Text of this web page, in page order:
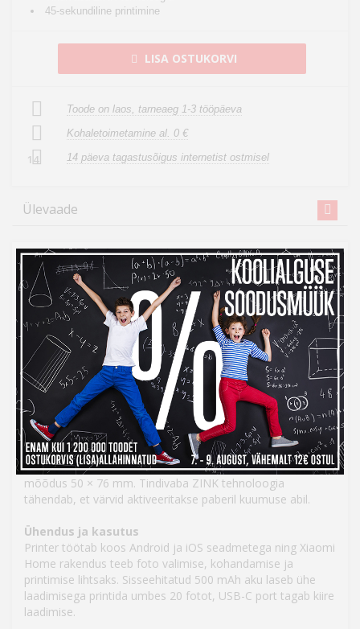
45-sekundiline printimine
LISA OSTUKORVI
Toode on laos, tarneaeg 1-3 tööpäeva
Kohaletoimetamine al. 0 €
14 14 päeva tagastusõigus internetist ostmisel
Ülevaade
Sinu mälestused hetkega paberil
Väike aga üllatavalt võimekas Xiaomi Portable Photo Printer
1S toob sinu nutiseadmes olevad mälestused koheselt
paberile. Selleks pole vaja arvutit ega tindikassette: vali foto,
ühenda telefon printeriga ja hetk hiljem on pilt paberil.
Väike, aga võimas
Printer kaalub kõigest 180 g mahtudes nii kotti kui
jopetaskusse. Bluetooth 5.2 võimaldab ühendada kuni kolm
seadet korraga – nii saavad ka sõbrad oma lemmikpilte
trükkida.
Kiire ja lihtne
Ühe foto printimine võtab umbes 45 sekundit ja fotod on
mõõdus 50 × 76 mm. Tindivaba ZINK tehnoloogia
tähendab, et värvid aktiveeritakse paberil kuumuse abil.
Ühendus ja kasutus
Printer töötab koos Android ja iOS seadmetega ning Xiaomi
Home rakendus teeb foto valimise, kohandamise ja
printimise lihtsaks. Sisseehitatud 500 mAh aku laseb ühe
laadimisega printida umbes 20 fotot, USB-C port tagab kiire
laadimise.